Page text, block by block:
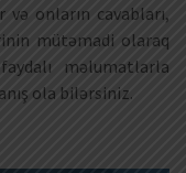
onların cavabları,
mütəmadi olaraq
məlumatlarla
ola bilərsiniz.